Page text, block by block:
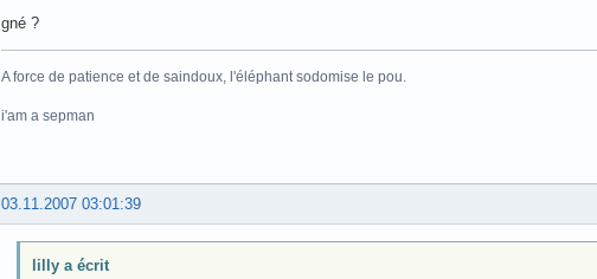
gné ?
A force de patience et de saindoux, l'éléphant sodomise le pou.
i'am a sepman
03.11.2007 03:01:39
lilly a écrit